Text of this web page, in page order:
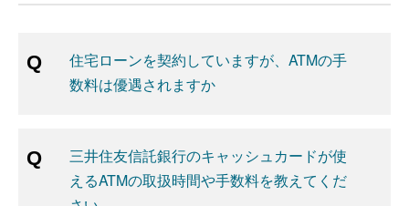
住宅ローンを契約していますが、ATMの手
数料は優遇されますか
三井住友信託銀行のキャッシュカードが使
えるATMの取扱時間や手数料を教えてくだ